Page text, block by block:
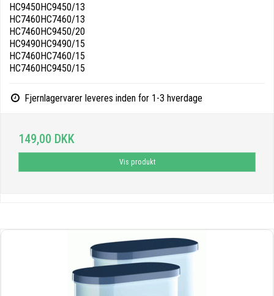
HC9450HC9450/13
HC7460HC7460/13
HC7460HC9450/20
HC9490HC9490/15
HC7460HC7460/15
HC7460HC9450/15
Fjernlagervarer leveres inden for 1-3 hverdage
149,00 DKK
Vis produkt